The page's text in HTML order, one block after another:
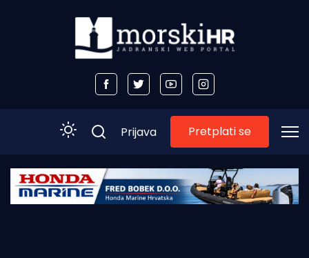
Početna
Prijava Pretplati se